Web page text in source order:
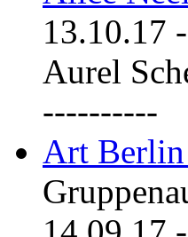
13.10.17 -
Aurel
----------
Art